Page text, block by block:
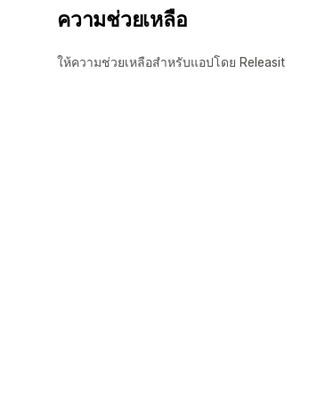
ความช่วยเหลือ
ให้ความช่วยเหลือสำหรับแอปโดย Releasit